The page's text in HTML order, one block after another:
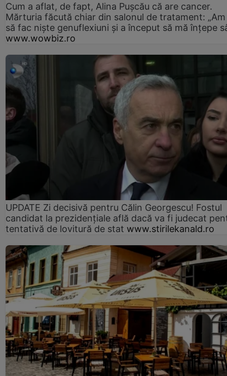
Cum a aflat, de fapt, Alina Pușcău că are cancer.
Mărturia făcută chiar din salonul de tratament:
să fac niște genuflexiuni și a început să mă înțepe
www.wowbiz.ro
UPDATE Zi decisivă pentru Călin Georgescu! Fostul
candidat la prezidențiale află dacă va fi judecat
tentativă de lovitură de stat www.stirilekanald.ro